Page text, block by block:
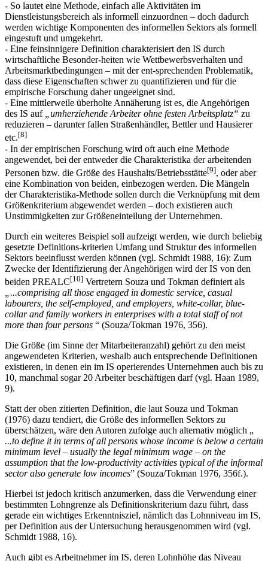
- So lautet eine Methode, einfach alle Aktivitäten im
Dienstleistungsbereich als informell einzuordnen – doch dadurch
werden wichtige Komponenten des informellen Sektors als formell
eingestuft und umgekehrt.
- Eine feinsinnigere Definition charakterisiert den IS durch
wirtschaftliche Besonder-heiten wie Wettbewerbsverhalten und
Arbeitsmarktbedingungen – mit der ent-sprechenden Problematik,
dass diese Eigenschaften schwer zu quantifizieren und für die
empirische Forschung daher ungeeignet sind.
- Eine mittlerweile überholte Annäherung ist es, die Angehörigen
des IS auf „umherziehende Arbeiter ohne festen Arbeitsplatz“ zu
reduzieren – darunter fallen Straßenhändler, Bettler und Hausierer
etc.[8]
- In der empirischen Forschung wird oft auch eine Methode
angewendet, bei der entweder die Charakteristika der arbeitenden
Personen bzw. die Größe des Haushalts/Betriebsstätte[9], oder aber
eine Kombination von beiden, einbezogen werden. Die Mängeln
der Charakteristika-Methode sollen durch die Verknüpfung mit dem
Größenkriterium abgewendet werden – doch existieren auch
Unstimmigkeiten zur Größeneinteilung der Unternehmen.
Durch ein weiteres Beispiel soll aufzeigt werden, wie durch beliebig
gesetzte Definitions-kriterien Umfang und Struktur des informellen
Sektors beeinflusst werden können (vgl. Schmidt 1988, 16): Zum
Zwecke der Identifizierung der Angehörigen wird der IS von den
beiden PREALC[10] Vertretern Souza und Tokman definiert als
„...comprising all those engaged in domestic service, casual
labourers, the self-employed, and employers, white-collar, blue-
collar and family workers in enterprises with a total staff of not
more than four persons “ (Souza/Tokman 1976, 356).
Die Größe (im Sinne der Mitarbeiteranzahl) gehört zu den meist
angewendeten Kriterien, weshalb auch entsprechende Definitionen
existieren, in denen ein im IS operierendes Unternehmen auch bis zu
10, manchmal sogar 20 Arbeiter beschäftigen darf (vgl. Haan 1989,
9).
Statt der oben zitierten Definition, die laut Souza und Tokman
(1976) dazu tendiert, die Größe des informellen Sektors zu
überschätzen, wäre den Autoren zufolge auch alternativ möglich „
...to define it in terms of all persons whose income is below a certain
minimum level – usually the legal minimum wage – on the
assumption that the low-productivity activities typical of the informal
sector also generate low incomes” (Souza/Tokman 1976, 356f.).
Hierbei ist jedoch kritisch anzumerken, dass die Verwendung einer
bestimmten Lohngrenze als Definitionskriterium dazu führt, dass
gerade ein wichtiges Erkenntnisziel, nämlich das Lohnniveau im IS,
per Definition aus der Untersuchung herausgenommen wird (vgl.
Schmidt 1988, 16).
Auch gibt es Arbeitnehmer im IS, deren Lohnhöhe das Niveau